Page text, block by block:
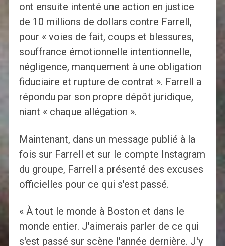
ont ensuite intenté une action en justice
de 10 millions de dollars contre Farrell,
pour « voies de fait, coups et blessures,
souffrance émotionnelle intentionnelle,
négligence, manquement à une obligation
fiduciaire et rupture de contrat ». Farrell a
répondu par son propre dépôt juridique,
niant « chaque allégation ».
Maintenant, dans un message publié à la
fois sur Farrell et sur le compte Instagram
du groupe, Farrell a présenté des excuses
officielles pour ce qui s'est passé.
« À tout le monde à Boston et dans le
monde entier. J'aimerais parler de ce qui
s'est passé sur scène l'année dernière. J'y